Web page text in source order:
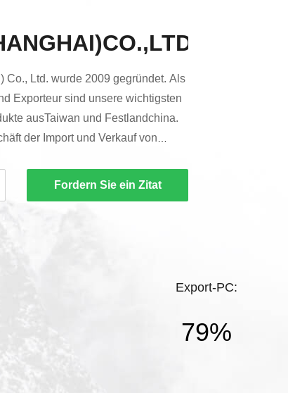
Co., Ltd. wurde 2009 gegründet. Als
Exporteur sind unsere wichtigsten
ausTaiwan und Festlandchina.
der Import und Verkauf von
Papierbechern, beliebtesten
Papiertüten,
Fordern Sie ein Zitat
Export-PC:
80%